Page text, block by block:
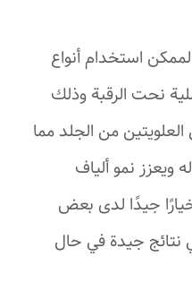
استخدام أنواع
نحت الرقبة وذلك
من الجلد مما
ويعزز نمو ألياف
جيدًا لدى بعض
نتائج جيدة في حال